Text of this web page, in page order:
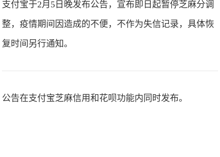
支付宝于2月5日晚发布公告，宣布即日起暂停芝麻分调
整，疫情期间因造成的不便，不作为失信记录，具体恢
复时间另行通知。
公告在支付宝芝麻信用和花呗功能内同时发布。